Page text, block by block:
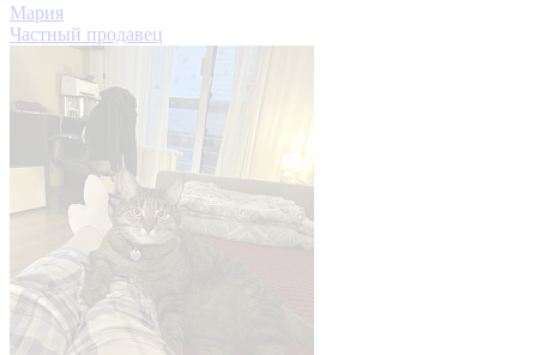
Мария
Частный продавец